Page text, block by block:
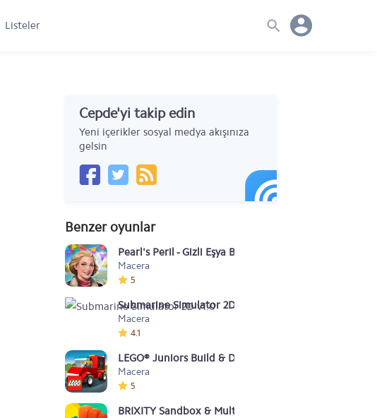
Listeler
Cepde'yi takip edin
Yeni içerikler sosyal medya akışınıza
gelsin
Benzer oyunlar
Pearl's Peril - Gizli Eşya Bulma Oyunu
Macera
5
Submarine Simulator 2D v1.0
Macera
4.1
LEGO® Juniors Build & Drive
Macera
5
BRIXITY Sandbox & Multiplayer